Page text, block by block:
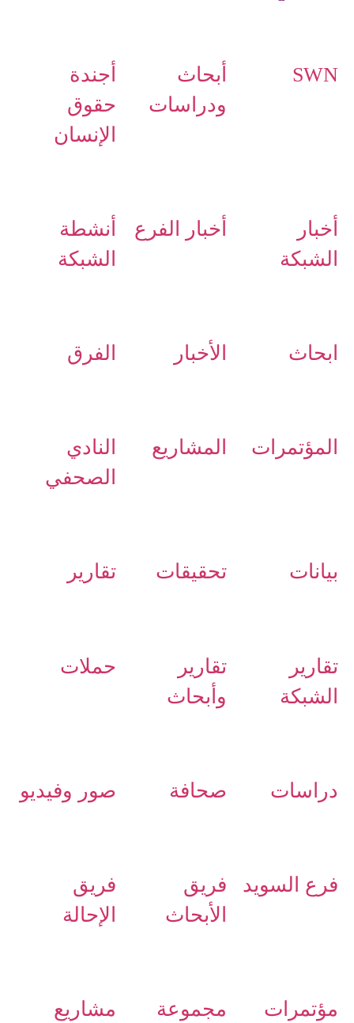
SWN
أبحاث
ودراسات
أجندة
حقوق
الإنسان
أخبار
الشبكة
أخبار الفرع
أنشطة
الشبكة
ابحاث الأخبار الفرق
المؤتمرات المشاريع
النادي
الصحفي
بيانات تحقيقات تقارير
تقارير
الشبكة
تقارير
وأبحاث
حملات
دراسات صحافة صور وفيديو
فرع السويد
فريق
الأبحاث
فريق
الإحالة
مؤتمرات مجموعة مشاريع